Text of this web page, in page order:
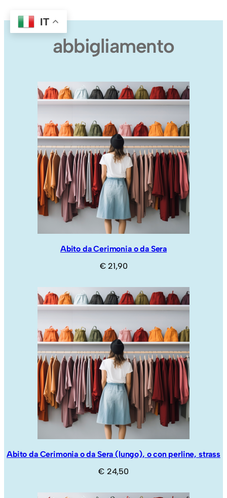
abbigliamento
Abito da Cerimonia o da Sera
€ 21,90
Abito da Cerimonia o da Sera (lungo), o con perline, strass
€ 24,50
IT